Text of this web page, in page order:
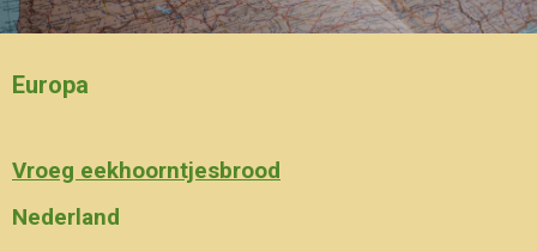
Europa
Vroeg eekhoorntjesbrood
Nederland